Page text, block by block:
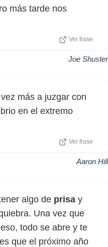
más tarde nos
Ver frase
Joe Shuster
más a juzgar con
en el extremo
Ver frase
Aaron Hill
algo de prisa y
Una vez que
todo se abre y te
que el próximo año